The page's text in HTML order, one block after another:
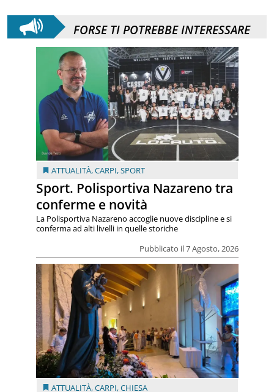
FORSE TI POTREBBE INTERESSARE
ATTUALITÀ,CARPI,SPORT
Sport. Polisportiva Nazareno tra
conferme e novità
Pubblicato il 7 Agosto, 2026
La Polisportiva Nazareno accoglie nuove discipline e si
conferma ad alti livelli in quelle storiche
ATTUALITÀ,CARPI,CHIESA